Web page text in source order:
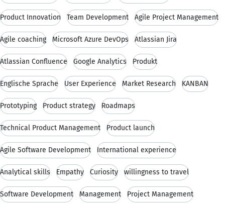
Product Innovation Team Development Agile Project Management
Agile coaching Microsoft Azure DevOps Atlassian Jira
Atlassian Confluence Google Analytics Produkt
Englische Sprache User Experience Market Research KANBAN
Prototyping Product strategy Roadmaps
Technical Product Management Product launch
Agile Software Development International experience
Analytical skills Empathy Curiosity willingness to travel
Software Development Management Project Management